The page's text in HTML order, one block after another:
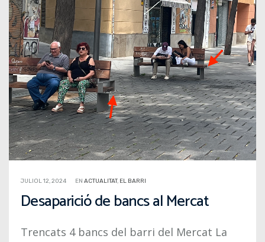
JULIOL 12, 2024 EN ACTUALITAT, EL BARRI
Desaparició de bancs al Mercat
Trencats 4 bancs del barri del Mercat La